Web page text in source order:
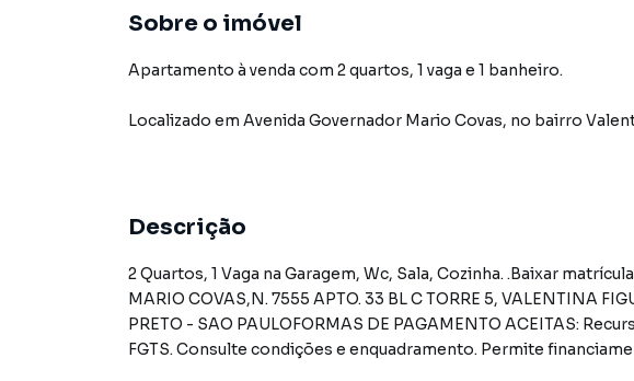
Sobre o imóvel
Apartamento à venda com 2 quartos, 1 vaga e 1 banheiro.
Localizado em Avenida Governador Mario Covas, no bairro
Descrição
2 Quartos, 1 Vaga na Garagem, Wc, Sala, Cozinha. .Baixar
MARIO COVAS,N. 7555 APTO. 33 BL C TORRE 5, VALENTINA
PRETO - SAO PAULOFORMAS DE PAGAMENTO ACEITAS:
FGTS. Consulte condições e enquadramento. Permite